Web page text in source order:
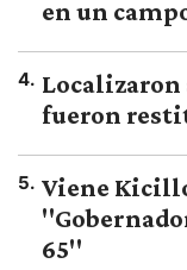
en un
4. Localizaron
fueron
5. Viene
65"